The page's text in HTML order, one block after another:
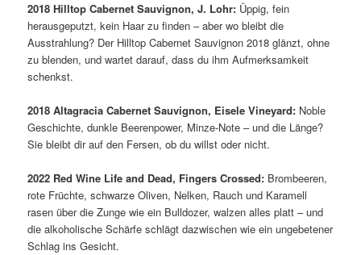
2018 Hilltop Cabernet Sauvignon, J. Lohr: Üppig, fein
herausgeputzt, kein Haar zu finden – aber wo bleibt die
Ausstrahlung? Der Hilltop Cabernet Sauvignon 2018 glänzt, ohne
zu blenden, und wartet darauf, dass du ihm Aufmerksamkeit
schenkst.
2018 Altagracia Cabernet Sauvignon, Eisele Vineyard: Noble
Geschichte, dunkle Beerenpower, Minze-Note – und die Länge?
Sie bleibt dir auf den Fersen, ob du willst oder nicht.
2022 Red Wine Life and Dead, Fingers Crossed: Brombeeren,
rote Früchte, schwarze Oliven, Nelken, Rauch und Karamell
rasen über die Zunge wie ein Bulldozer, walzen alles platt – und
die alkoholische Schärfe schlägt dazwischen wie ein ungebetener
Schlag ins Gesicht.